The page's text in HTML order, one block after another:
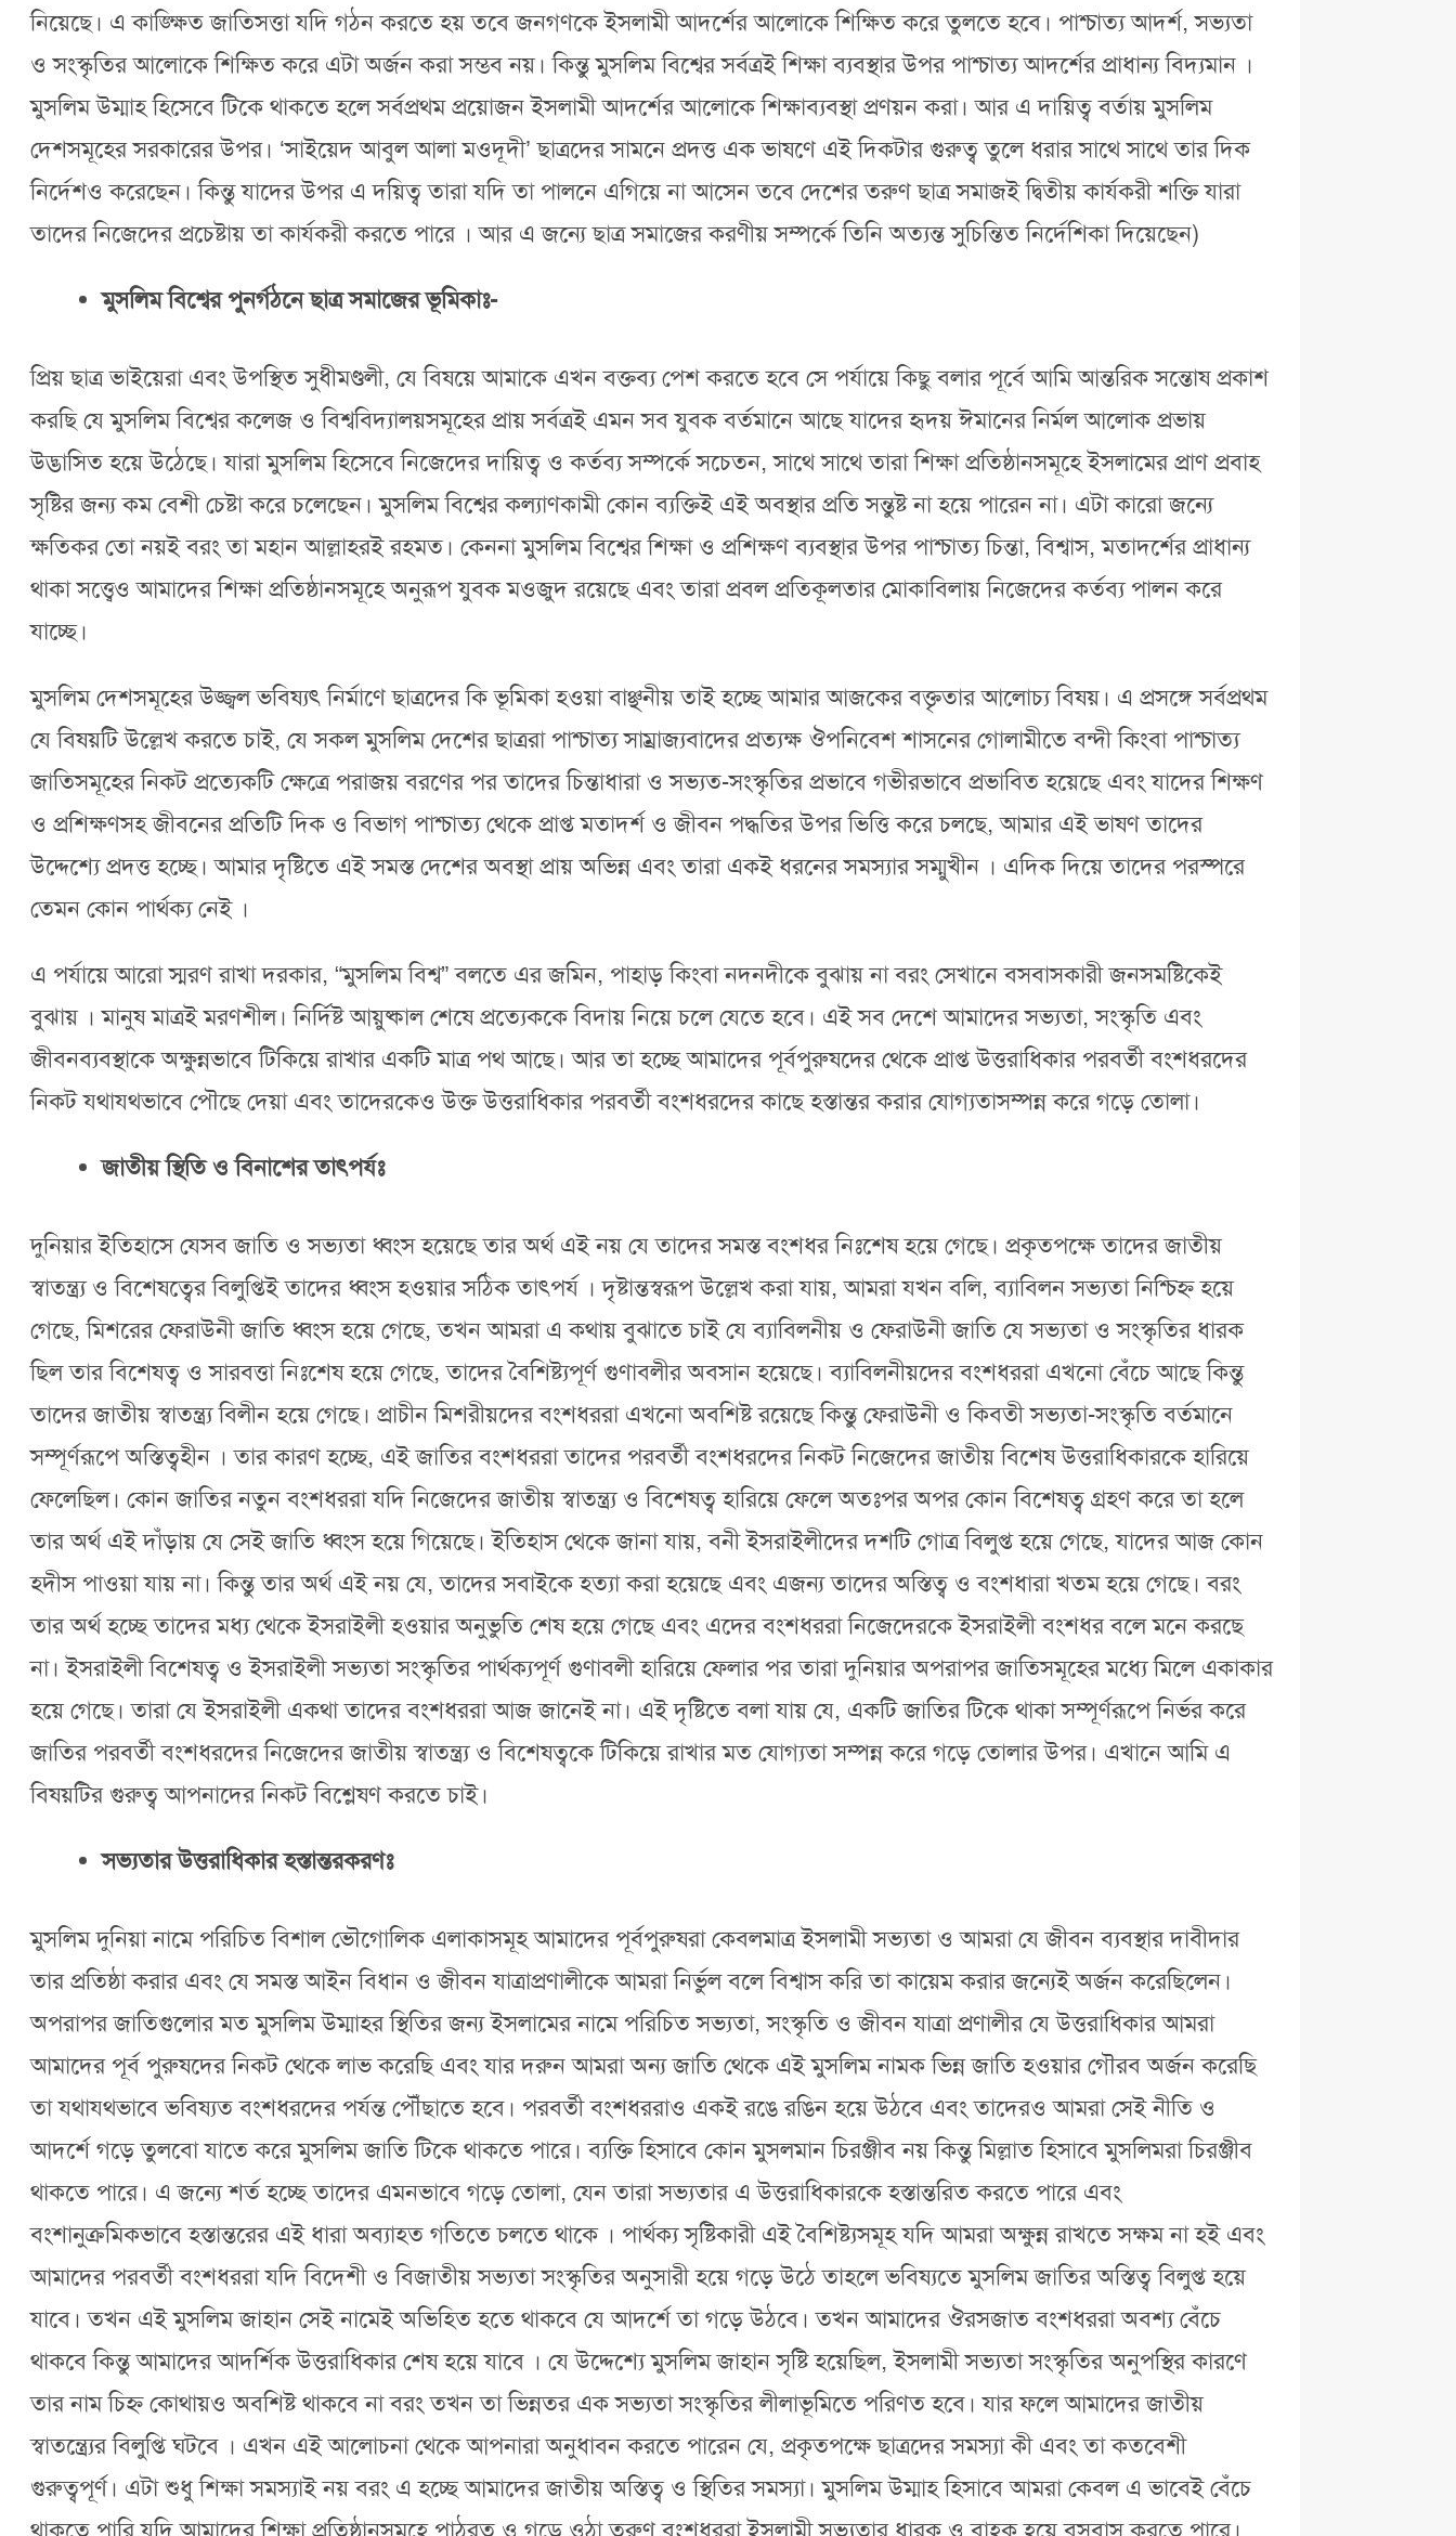
নিয়েছে। এ কাঙ্ক্ষিত জাতিসত্তা যদি গঠন করতে হয় তবে জনগণকে ইসলামী আদর্শের আলোকে শিক্ষিত করে তুলতে হবে। পাশ্চাত্য আদর্শ, সভ্যতা
ও সংস্কৃতির আলোকে শিক্ষিত করে এটা অর্জন করা সম্ভব নয়। কিন্তু মুসলিম বিশ্বের সর্বত্রই শিক্ষা ব্যবস্থার উপর পাশ্চাত্য আদর্শের প্রাধান্য বিদ্যমান ।
মুসলিম উম্মাহ হিসেবে টিকে থাকতে হলে সর্বপ্রথম প্রয়োজন ইসলামী আদর্শের আলোকে শিক্ষাব্যবস্থা প্রণয়ন করা। আর এ দায়িত্ব বর্তায় মুসলিম
দেশসমূহের সরকারের উপর। ‘সাইয়েদ আবুল আলা মওদূদী’ ছাত্রদের সামনে প্রদত্ত এক ভাষণে এই দিকটার গুরুত্ব তুলে ধরার সাথে সাথে তার দিক
নির্দেশও করেছেন। কিন্তু যাদের উপর এ দয়িত্ব তারা যদি তা পালনে এগিয়ে না আসেন তবে দেশের তরুণ ছাত্র সমাজই দ্বিতীয় কার্যকরী শক্তি যারা
তাদের নিজেদের প্রচেষ্টায় তা কার্যকরী করতে পারে । আর এ জন্যে ছাত্র সমাজের করণীয় সম্পর্কে তিনি অত্যন্ত সুচিন্তিত নির্দেশিকা দিয়েছেন)
মুসলিম বিশ্বের পুনর্গঠনে ছাত্র সমাজের ভূমিকাঃ-
প্রিয় ছাত্র ভাইয়েরা এবং উপস্থিত সুধীমণ্ডলী, যে বিষয়ে আমাকে এখন বক্তব্য পেশ করতে হবে সে পর্যায়ে কিছু বলার পূর্বে আমি আন্তরিক সন্তোষ প্রকাশ
করছি যে মুসলিম বিশ্বের কলেজ ও বিশ্ববিদ্যালয়সমূহের প্রায় সর্বত্রই এমন সব যুবক বর্তমানে আছে যাদের হৃদয় ঈমানের নির্মল আলোক প্রভায়
উদ্ভাসিত হয়ে উঠেছে। যারা মুসলিম হিসেবে নিজেদের দায়িত্ব ও কর্তব্য সম্পর্কে সচেতন, সাথে সাথে তারা শিক্ষা প্রতিষ্ঠানসমূহে ইসলামের প্রাণ প্রবাহ
সৃষ্টির জন্য কম বেশী চেষ্টা করে চলেছেন। মুসলিম বিশ্বের কল্যাণকামী কোন ব্যক্তিই এই অবস্থার প্রতি সন্তুষ্ট না হয়ে পারেন না। এটা কারো জন্যে
ক্ষতিকর তো নয়ই বরং তা মহান আল্লাহরই রহমত। কেননা মুসলিম বিশ্বের শিক্ষা ও প্রশিক্ষণ ব্যবস্থার উপর পাশ্চাত্য চিন্তা, বিশ্বাস, মতাদর্শের প্রাধান্য
থাকা সত্ত্বেও আমাদের শিক্ষা প্রতিষ্ঠানসমূহে অনুরূপ যুবক মওজুদ রয়েছে এবং তারা প্রবল প্রতিকূলতার মোকাবিলায় নিজেদের কর্তব্য পালন করে
যাচ্ছে।
মুসলিম দেশসমূহের উজ্জ্বল ভবিষ্যৎ নির্মাণে ছাত্রদের কি ভূমিকা হওয়া বাঞ্ছনীয় তাই হচ্ছে আমার আজকের বক্তৃতার আলোচ্য বিষয়। এ প্রসঙ্গে সর্বপ্রথম
যে বিষয়টি উল্লেখ করতে চাই, যে সকল মুসলিম দেশের ছাত্ররা পাশ্চাত্য সাম্রাজ্যবাদের প্রত্যক্ষ ঔপনিবেশ শাসনের গোলামীতে বন্দী কিংবা পাশ্চাত্য
জাতিসমূহের নিকট প্রত্যেকটি ক্ষেত্রে পরাজয় বরণের পর তাদের চিন্তাধারা ও সভ্যত-সংস্কৃতির প্রভাবে গভীরভাবে প্রভাবিত হয়েছে এবং যাদের শিক্ষণ
ও প্রশিক্ষণসহ জীবনের প্রতিটি দিক ও বিভাগ পাশ্চাত্য থেকে প্রাপ্ত মতাদর্শ ও জীবন পদ্ধতির উপর ভিত্তি করে চলছে, আমার এই ভাষণ তাদের
উদ্দেশ্যে প্রদত্ত হচ্ছে। আমার দৃষ্টিতে এই সমস্ত দেশের অবস্থা প্রায় অভিন্ন এবং তারা একই ধরনের সমস্যার সম্মুখীন । এদিক দিয়ে তাদের পরস্পরে
তেমন কোন পার্থক্য নেই ।
এ পর্যায়ে আরো স্মরণ রাখা দরকার, “মুসলিম বিশ্ব” বলতে এর জমিন, পাহাড় কিংবা নদনদীকে বুঝায় না বরং সেখানে বসবাসকারী জনসমষ্টিকেই
বুঝায় । মানুষ মাত্রই মরণশীল। নির্দিষ্ট আয়ুষ্কাল শেষে প্রত্যেককে বিদায় নিয়ে চলে যেতে হবে। এই সব দেশে আমাদের সভ্যতা, সংস্কৃতি এবং
জীবনব্যবস্থাকে অক্ষুন্নভাবে টিকিয়ে রাখার একটি মাত্র পথ আছে। আর তা হচ্ছে আমাদের পূর্বপুরুষদের থেকে প্রাপ্ত উত্তরাধিকার পরবর্তী বংশধরদের
নিকট যথাযথভাবে পৌছে দেয়া এবং তাদেরকেও উক্ত উত্তরাধিকার পরবর্তী বংশধরদের কাছে হস্তান্তর করার যোগ্যতাসম্পন্ন করে গড়ে তোলা।
জাতীয় স্থিতি ও বিনাশের তাৎপর্যঃ
দুনিয়ার ইতিহাসে যেসব জাতি ও সভ্যতা ধ্বংস হয়েছে তার অর্থ এই নয় যে তাদের সমস্ত বংশধর নিঃশেষ হয়ে গেছে। প্রকৃতপক্ষে তাদের জাতীয়
স্বাতন্ত্র্য ও বিশেষত্বের বিলুপ্তিই তাদের ধ্বংস হওয়ার সঠিক তাৎপর্য । দৃষ্টান্তস্বরূপ উল্লেখ করা যায়, আমরা যখন বলি, ব্যাবিলন সভ্যতা নিশ্চিহ্ন হয়ে
গেছে, মিশরের ফেরাউনী জাতি ধ্বংস হয়ে গেছে, তখন আমরা এ কথায় বুঝাতে চাই যে ব্যাবিলনীয় ও ফেরাউনী জাতি যে সভ্যতা ও সংস্কৃতির ধারক
ছিল তার বিশেষত্ব ও সারবত্তা নিঃশেষ হয়ে গেছে, তাদের বৈশিষ্ট্যপূর্ণ গুণাবলীর অবসান হয়েছে। ব্যাবিলনীয়দের বংশধররা এখনো বেঁচে আছে কিন্তু
তাদের জাতীয় স্বাতন্ত্র্য বিলীন হয়ে গেছে। প্রাচীন মিশরীয়দের বংশধররা এখনো অবশিষ্ট রয়েছে কিন্তু ফেরাউনী ও কিবতী সভ্যতা-সংস্কৃতি বর্তমানে
সম্পূর্ণরূপে অস্তিত্বহীন । তার কারণ হচ্ছে, এই জাতির বংশধররা তাদের পরবর্তী বংশধরদের নিকট নিজেদের জাতীয় বিশেষ উত্তরাধিকারকে হারিয়ে
ফেলেছিল। কোন জাতির নতুন বংশধররা যদি নিজেদের জাতীয় স্বাতন্ত্র্য ও বিশেষত্ব হারিয়ে ফেলে অতঃপর অপর কোন বিশেষত্ব গ্রহণ করে তা হলে
তার অর্থ এই দাঁড়ায় যে সেই জাতি ধ্বংস হয়ে গিয়েছে। ইতিহাস থেকে জানা যায়, বনী ইসরাইলীদের দশটি গোত্র বিলুপ্ত হয়ে গেছে, যাদের আজ কোন
হদীস পাওয়া যায় না। কিন্তু তার অর্থ এই নয় যে, তাদের সবাইকে হত্যা করা হয়েছে এবং এজন্য তাদের অস্তিত্ব ও বংশধারা খতম হয়ে গেছে। বরং
তার অর্থ হচ্ছে তাদের মধ্য থেকে ইসরাইলী হওয়ার অনুভুতি শেষ হয়ে গেছে এবং এদের বংশধররা নিজেদেরকে ইসরাইলী বংশধর বলে মনে করছে
না। ইসরাইলী বিশেষত্ব ও ইসরাইলী সভ্যতা সংস্কৃতির পার্থক্যপূর্ণ গুণাবলী হারিয়ে ফেলার পর তারা দুনিয়ার অপরাপর জাতিসমূহের মধ্যে মিলে একাকার
হয়ে গেছে। তারা যে ইসরাইলী একথা তাদের বংশধররা আজ জানেই না। এই দৃষ্টিতে বলা যায় যে, একটি জাতির টিকে থাকা সম্পূর্ণরূপে নির্ভর করে
জাতির পরবর্তী বংশধরদের নিজেদের জাতীয় স্বাতন্ত্র্য ও বিশেষত্বকে টিকিয়ে রাখার মত যোগ্যতা সম্পন্ন করে গড়ে তোলার উপর। এখানে আমি এ
বিষয়টির গুরুত্ব আপনাদের নিকট বিশ্লেষণ করতে চাই।
সভ্যতার উত্তরাধিকার হস্তান্তরকরণঃ
মুসলিম দুনিয়া নামে পরিচিত বিশাল ভৌগোলিক এলাকাসমূহ আমাদের পূর্বপুরুষরা কেবলমাত্র ইসলামী সভ্যতা ও আমরা যে জীবন ব্যবস্থার দাবীদার
তার প্রতিষ্ঠা করার এবং যে সমস্ত আইন বিধান ও জীবন যাত্রাপ্রণালীকে আমরা নির্ভুল বলে বিশ্বাস করি তা কায়েম করার জন্যেই অর্জন করেছিলেন।
অপরাপর জাতিগুলোর মত মুসলিম উম্মাহর স্থিতির জন্য ইসলামের নামে পরিচিত সভ্যতা, সংস্কৃতি ও জীবন যাত্রা প্রণালীর যে উত্তরাধিকার আমরা
আমাদের পূর্ব পুরুষদের নিকট থেকে লাভ করেছি এবং যার দরুন আমরা অন্য জাতি থেকে এই মুসলিম নামক ভিন্ন জাতি হওয়ার গৌরব অর্জন করেছি
তা যথাযথভাবে ভবিষ্যত বংশধরদের পর্যন্ত পৌঁছাতে হবে। পরবর্তী বংশধররাও একই রঙে রঙিন হয়ে উঠবে এবং তাদেরও আমরা সেই নীতি ও
আদর্শে গড়ে তুলবো যাতে করে মুসলিম জাতি টিকে থাকতে পারে। ব্যক্তি হিসাবে কোন মুসলমান চিরঞ্জীব নয় কিন্তু মিল্লাত হিসাবে মুসলিমরা চিরঞ্জীব
থাকতে পারে। এ জন্যে শর্ত হচ্ছে তাদের এমনভাবে গড়ে তোলা, যেন তারা সভ্যতার এ উত্তরাধিকারকে হস্তান্তরিত করতে পারে এবং
বংশানুক্রমিকভাবে হস্তান্তরের এই ধারা অব্যাহত গতিতে চলতে থাকে । পার্থক্য সৃষ্টিকারী এই বৈশিষ্ট্যসমূহ যদি আমরা অক্ষুন্ন রাখতে সক্ষম না হই এবং
আমাদের পরবর্তী বংশধররা যদি বিদেশী ও বিজাতীয় সভ্যতা সংস্কৃতির অনুসারী হয়ে গড়ে উঠে তাহলে ভবিষ্যতে মুসলিম জাতির অস্তিত্ব বিলুপ্ত হয়ে
যাবে। তখন এই মুসলিম জাহান সেই নামেই অভিহিত হতে থাকবে যে আদর্শে তা গড়ে উঠবে। তখন আমাদের ঔরসজাত বংশধররা অবশ্য বেঁচে
থাকবে কিন্তু আমাদের আদর্শিক উত্তরাধিকার শেষ হয়ে যাবে । যে উদ্দেশ্যে মুসলিম জাহান সৃষ্টি হয়েছিল, ইসলামী সভ্যতা সংস্কৃতির অনুপস্থির কারণে
তার নাম চিহ্ন কোথায়ও অবশিষ্ট থাকবে না বরং তখন তা ভিন্নতর এক সভ্যতা সংস্কৃতির লীলাভূমিতে পরিণত হবে। যার ফলে আমাদের জাতীয়
স্বাতন্ত্র্যের বিলুপ্তি ঘটবে । এখন এই আলোচনা থেকে আপনারা অনুধাবন করতে পারেন যে, প্রকৃতপক্ষে ছাত্রদের সমস্যা কী এবং তা কতবেশী
গুরুত্বপূর্ণ। এটা শুধু শিক্ষা সমস্যাই নয় বরং এ হচ্ছে আমাদের জাতীয় অস্তিত্ব ও স্থিতির সমস্যা। মুসলিম উম্মাহ হিসাবে আমরা কেবল এ ভাবেই বেঁচে